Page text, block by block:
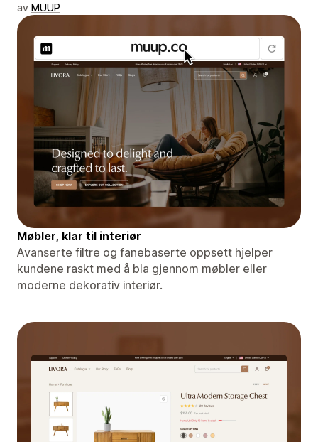
av MUUP
Møbler, klar til interiør
Avanserte filtre og fanebaserte oppsett hjelper
kundene raskt med å bla gjennom møbler eller
moderne dekorativ interiør.